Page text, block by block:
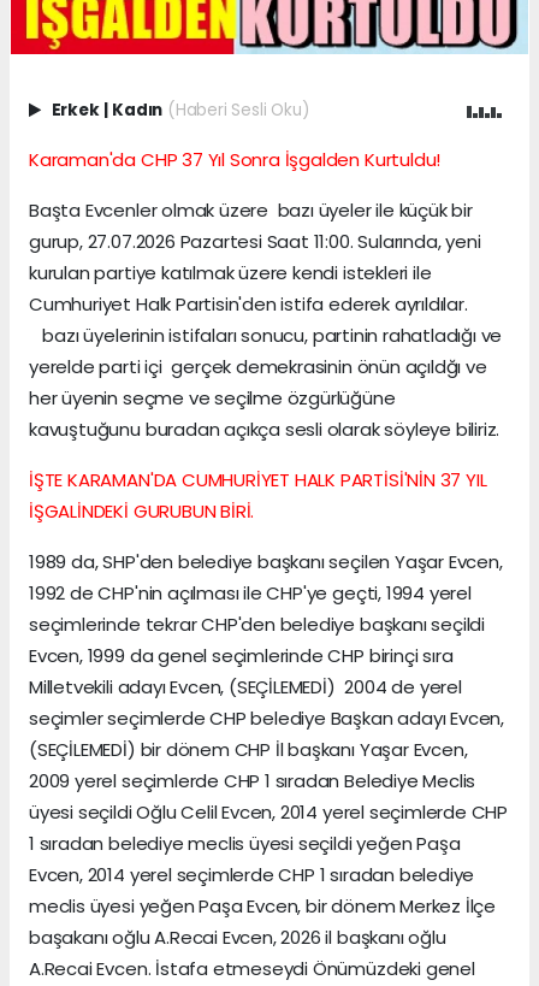
Erkek Kadın (Haberi Sesli Oku)
Karaman'da CHP 37 Yıl Sonra İşgalden Kurtuldu!
Başta Evcenler olmak üzere bazı üyeler ile küçük bir
gurup, 27.07.2026 Pazartesi Saat 11:00. Sularında, yeni
kurulan partiye katılmak üzere kendi istekleri ile
Cumhuriyet Halk Partisin'den istifa ederek ayrıldılar.
bazı üyelerinin istifaları sonucu, partinin rahatladığı ve
yerelde parti içi gerçek demekrasinin önün açıldğı ve
her üyenin seçme ve seçilme özgürlüğüne
kavuştuğunu buradan açıkça sesli olarak söyleye biliriz.
İŞTE KARAMAN'DA CUMHURİYET HALK PARTİSİ'NİN 37 YIL
İŞGALİNDEKİ GURUBUN BİRİ.
1989 da, SHP'den belediye başkanı seçilen Yaşar Evcen,
1992 de CHP'nin açılması ile CHP'ye geçti, 1994 yerel
seçimlerinde tekrar CHP'den belediye başkanı seçildi
Evcen, 1999 da genel seçimlerinde CHP birinçi sıra
Milletvekili adayı Evcen, (SEÇİLEMEDİ) 2004 de yerel
seçimler seçimlerde CHP belediye Başkan adayı Evcen,
(SEÇİLEMEDİ) bir dönem CHP İl başkanı Yaşar Evcen,
2009 yerel seçimlerde CHP 1 sıradan Belediye Meclis
üyesi seçildi Oğlu Celil Evcen, 2014 yerel seçimlerde CHP
1 sıradan belediye meclis üyesi seçildi yeğen Paşa
Evcen, 2014 yerel seçimlerde CHP 1 sıradan belediye
meclis üyesi yeğen Paşa Evcen, bir dönem Merkez İlçe
başakanı oğlu A.Recai Evcen, 2026 il başkanı oğlu
A.Recai Evcen. İstafa etmeseydi Önümüzdeki genel